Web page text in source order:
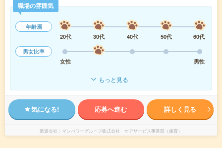
職場の雰囲気
年齢層
20代
30代 40代 50代
60代
男女比率
女性
男性
もっと見る
気になる! 応募へ進む 詳しく見る
派遣会社 マンパワーグループ株式会社 ケアサービス事業部（保育）